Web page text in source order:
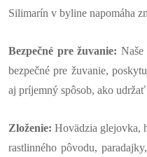
Silimarín v byline napomáha
Bezpečné pre žuvanie:
bezpečné pre žuvanie,
aj príjemný spôsob, ako
Zloženie: Hovädzia glejovka,
rastlinného pôvodu,